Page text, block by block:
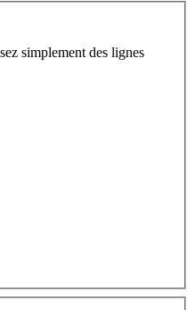
simplement des lignes